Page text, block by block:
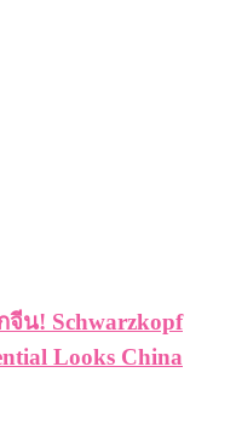
จีน! Schwarzkopf
Looks China